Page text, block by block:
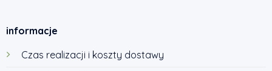
informacje
Czas realizacji i koszty dostawy